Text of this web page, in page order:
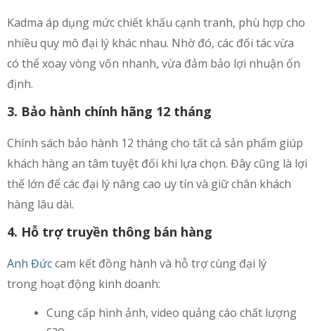
Kadma áp dụng mức chiết khấu cạnh tranh, phù hợp cho
nhiều quy mô đại lý khác nhau. Nhờ đó, các đối tác vừa
có thể xoay vòng vốn nhanh, vừa đảm bảo lợi nhuận ổn
định.
3. Bảo hành chính hãng 12 tháng
Chính sách bảo hành 12 tháng cho tất cả sản phẩm giúp
khách hàng an tâm tuyệt đối khi lựa chọn. Đây cũng là lợi
thế lớn để các đại lý nâng cao uy tín và giữ chân khách
hàng lâu dài.
4. Hỗ trợ truyền thông bán hàng
Anh Đứccam kết đồng hành và hỗ trợ cùng đại lý
trong hoạt động kinh doanh:
Cung cấp hình ảnh, video quảng cáo chất lượng